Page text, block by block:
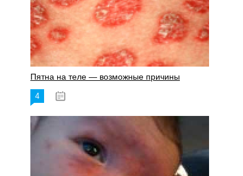
Пятна на теле — возможные причины
4